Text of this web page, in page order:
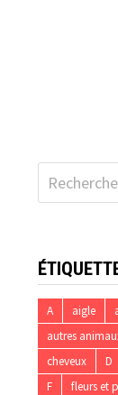
Rechercher :
A aigle
autres
cheveux
D
F
fleurs et